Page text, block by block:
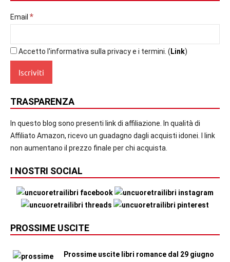
Email *
Accetto l'informativa sulla privacy e i termini. ( Link)
TRASPARENZA
In questo blog sono presenti link di affiliazione. In qualità di
Affiliato Amazon, ricevo un guadagno dagli acquisti idonei. I link
non aumentano il prezzo finale per chi acquista.
I NOSTRI SOCIAL
PROSSIME USCITE
Prossime uscite libri romance dal 29 giugno